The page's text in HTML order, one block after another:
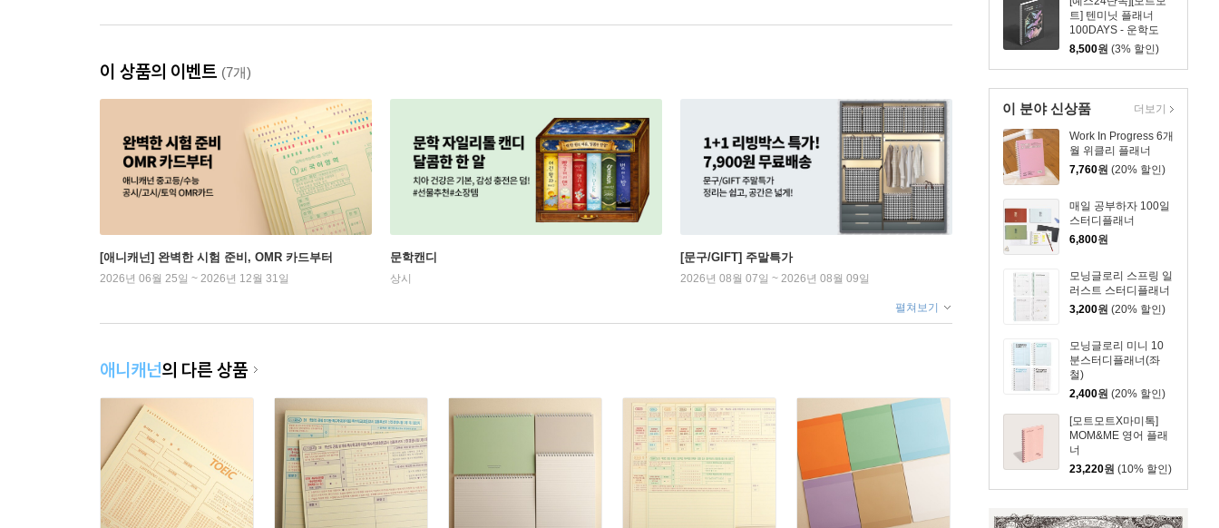
트] 텐미닛 플래너
100DAYS - 운학도
8,500원 (3% 할인)
이 분야 신상품
Work In Progress 6개
월 위클리 플래너
7,760원 (20% 할인)
매일 공부하자 100일
스터디플래너
6,800원
모닝글로리 스프링 일
러스트 스터디플래너
3,200원 (20% 할인)
모닝글로리 미니 10
분스터디플래너(좌
철)
2,400원 (20% 할인)
[모트모트X마미톡]
MOM&ME 영어 플래
너
23,220원 (10% 할인)
더보기
이 상품의 이벤트 (7개)
[애니캐넌] 완벽한 시험 준비, OMR 카드부터
2026년 06월 25일 ~ 2026년 12월 31일
문학캔디
상시
[문구/GIFT] 주말특가
2026년 08월 07일 ~ 2026년 08월 09일
펼쳐보기
애니캐넌의 다른 상품